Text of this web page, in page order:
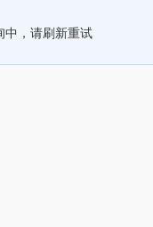
中，请刷新重试